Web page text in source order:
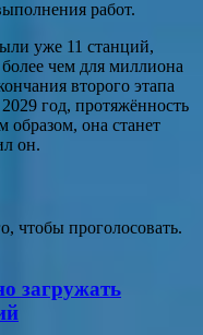
работ.
уже 11 станций,
чем для миллиона
второго этапа
год, протяжённость
она станет
он.
чтобы проголосовать.
загружать